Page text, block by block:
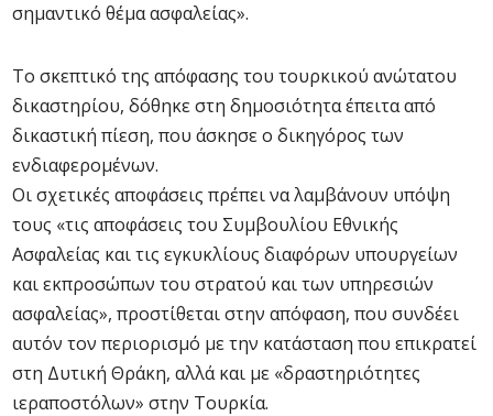
σημαντικό θέμα ασφαλείας».
Το σκεπτικό της απόφασης του τουρκικού ανώτατου
δικαστηρίου, δόθηκε στη δημοσιότητα έπειτα από
δικαστική πίεση, που άσκησε ο δικηγόρος των
ενδιαφερομένων.
Οι σχετικές αποφάσεις πρέπει να λαμβάνουν υπόψη
τους «τις αποφάσεις του Συμβουλίου Εθνικής
Ασφαλείας και τις εγκυκλίους διαφόρων υπουργείων
και εκπροσώπων του στρατού και των υπηρεσιών
ασφαλείας», προστίθεται στην απόφαση, που συνδέει
αυτόν τον περιορισμό με την κατάσταση που επικρατεί
στη Δυτική Θράκη, αλλά και με «δραστηριότητες
ιεραποστόλων» στην Τουρκία.